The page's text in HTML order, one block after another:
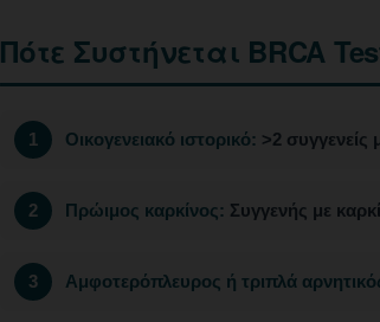
Πότε Συστήνεται BRCA
Οικογενειακό ιστορικό: >2
Πρώιμος καρκίνος: Συγγενής με
Αμφοτερόπλευρος ή τριπλά